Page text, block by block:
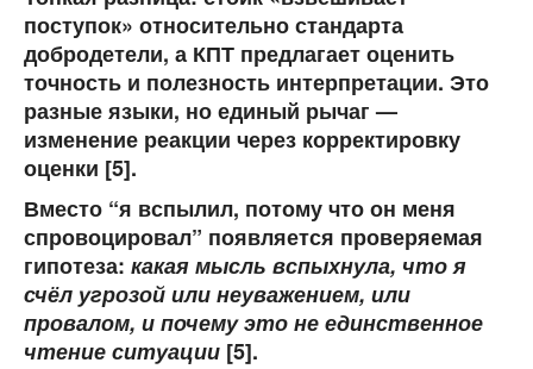
поступок» относительно стандарта
добродетели, а КПТ предлагает оценить
точность и полезность интерпретации. Это
разные языки, но единый рычаг —
изменение реакции через корректировку
оценки [5].
Вместо “я вспылил, потому что он меня
спровоцировал” появляется проверяемая
гипотеза: какая мысль вспыхнула, что я
счёл угрозой или неуважением, или
провалом, и почему это не единственное
чтение ситуации [5].